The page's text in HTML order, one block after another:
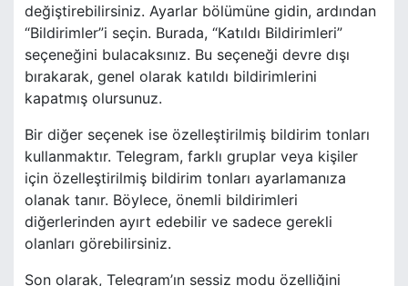
değiştirebilirsiniz. Ayarlar bölümüne gidin, ardından
“Bildirimler”i seçin. Burada, “Katıldı Bildirimleri”
seçeneğini bulacaksınız. Bu seçeneği devre dışı
bırakarak, genel olarak katıldı bildirimlerini
kapatmış olursunuz.
Bir diğer seçenek ise özelleştirilmiş bildirim tonları
kullanmaktır. Telegram, farklı gruplar veya kişiler
için özelleştirilmiş bildirim tonları ayarlamanıza
olanak tanır. Böylece, önemli bildirimleri
diğerlerinden ayırt edebilir ve sadece gerekli
olanları görebilirsiniz.
Son olarak, Telegram’ın sessiz modu özelliğini